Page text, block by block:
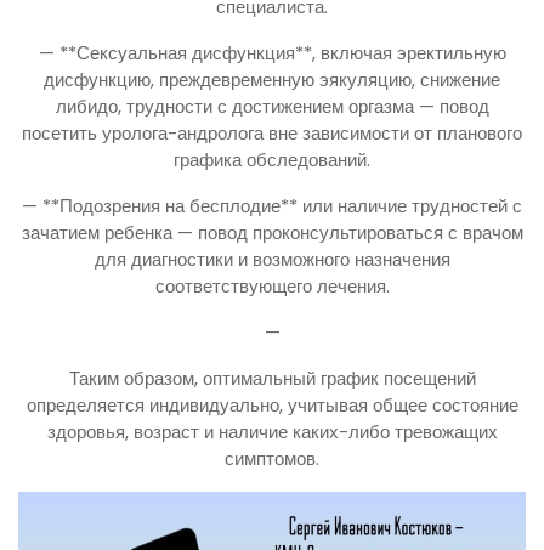
специалиста.
— **Сексуальная дисфункция**, включая эректильную
дисфункцию, преждевременную эякуляцию, снижение
либидо, трудности с достижением оргазма — повод
посетить уролога-андролога вне зависимости от планового
графика обследований.
— **Подозрения на бесплодие** или наличие трудностей с
зачатием ребенка — повод проконсультироваться с врачом
для диагностики и возможного назначения
соответствующего лечения.
—
Таким образом, оптимальный график посещений
определяется индивидуально, учитывая общее состояние
здоровья, возраст и наличие каких-либо тревожащих
симптомов.